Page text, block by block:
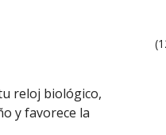
reloj biológico,
y favorece la